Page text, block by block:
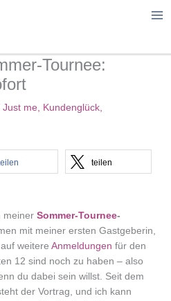
Tournee:
Just me, Kundenglück,
teilen
meiner Sommer-Tournee-
mit meiner ersten Gastgeberin,
weitere Anmeldungen für den
12 sind noch zu haben – also
du dabei sein willst. Seit dem
der Vortrag, und ich kann